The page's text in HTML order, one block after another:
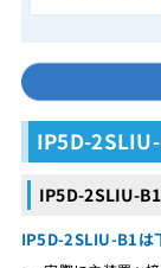
IP5D-
IP5D-2SLIU-
IP5D-2SLIU-B1は